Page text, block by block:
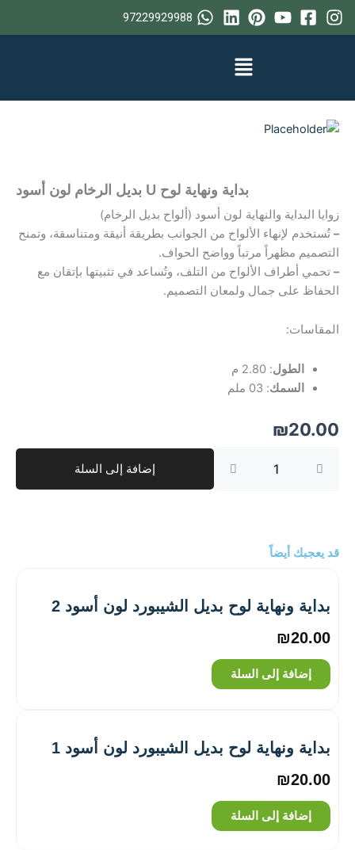
تخطي
إلى
97229929988
بداية ونهاية لوح U بديل الرخام لون أسود
زوايا البداية والنهاية لون أسود (ألواح بديل الرخام)
– تُستخدم لإنهاء الألواح من الجوانب بطريقة أنيقة ومتناسقة، وتمنح
التصميم مظهراً مرتباً وواضح الحواف.
– تحمي أطراف الألواح من التلف، وتُساعد في تثبيتها بإتقان مع
الحفاظ على جمال ولمعان التصميم.
المقاسات:
الطول: 2.80 م
السمك: 03 ملم
₪20.00
الرخام
إضافة إلى السلة
قد يعجبك أيضاً
بداية ونهاية لوح بديل الشيبورد لون أسود 2
₪20.00
إضافة إلى السلة
بداية ونهاية لوح بديل الشيبورد لون أسود 1
₪20.00
إضافة إلى السلة